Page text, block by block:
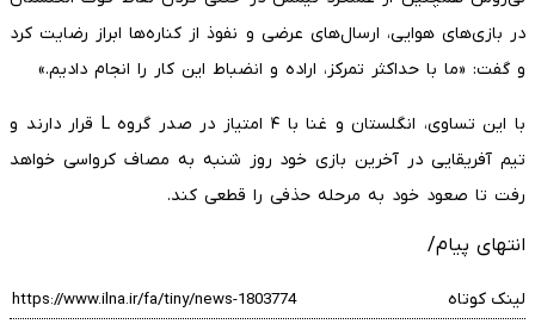
در بازی‌های هوایی، ارسال‌های عرضی و نفوذ از کناره‌ها ابراز رضایت کرد
و گفت: «ما با حداکثر تمرکز، اراده و انضباط این کار را انجام دادیم.»
با این تساوی، انگلستان و غنا با ۴ امتیاز در صدر گروه L قرار دارند و
تیم آفریقایی در آخرین بازی خود روز شنبه به مصاف کرواسی خواهد
رفت تا صعود خود به مرحله حذفی را قطعی کند.
انتهای پیام/
لینک کوتاه